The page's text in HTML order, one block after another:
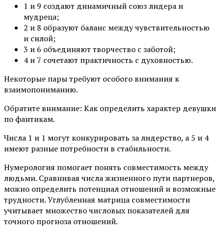
1 и 9 создают динамичный союз лидера и
мудреца;
2 и 8 образуют баланс между чувствительностью
и силой;
3 и 6 объединяют творчество с заботой;
4 и 7 сочетают практичность с духовностью.
Некоторые пары требуют особого внимания к
взаимопониманию.
Обратите внимание: Как определить характер девушки
по фантикам.
Числа 1 и 1 могут конкурировать за лидерство, а 5 и 4
имеют разные потребности в стабильности.
Нумерология помогает понять совместимость между
людьми. Сравнивая числа жизненного пути партнеров,
можно определить потенциал отношений и возможные
трудности. Углубленная матрица совместимости
учитывает множество числовых показателей для
точного прогноза отношений.